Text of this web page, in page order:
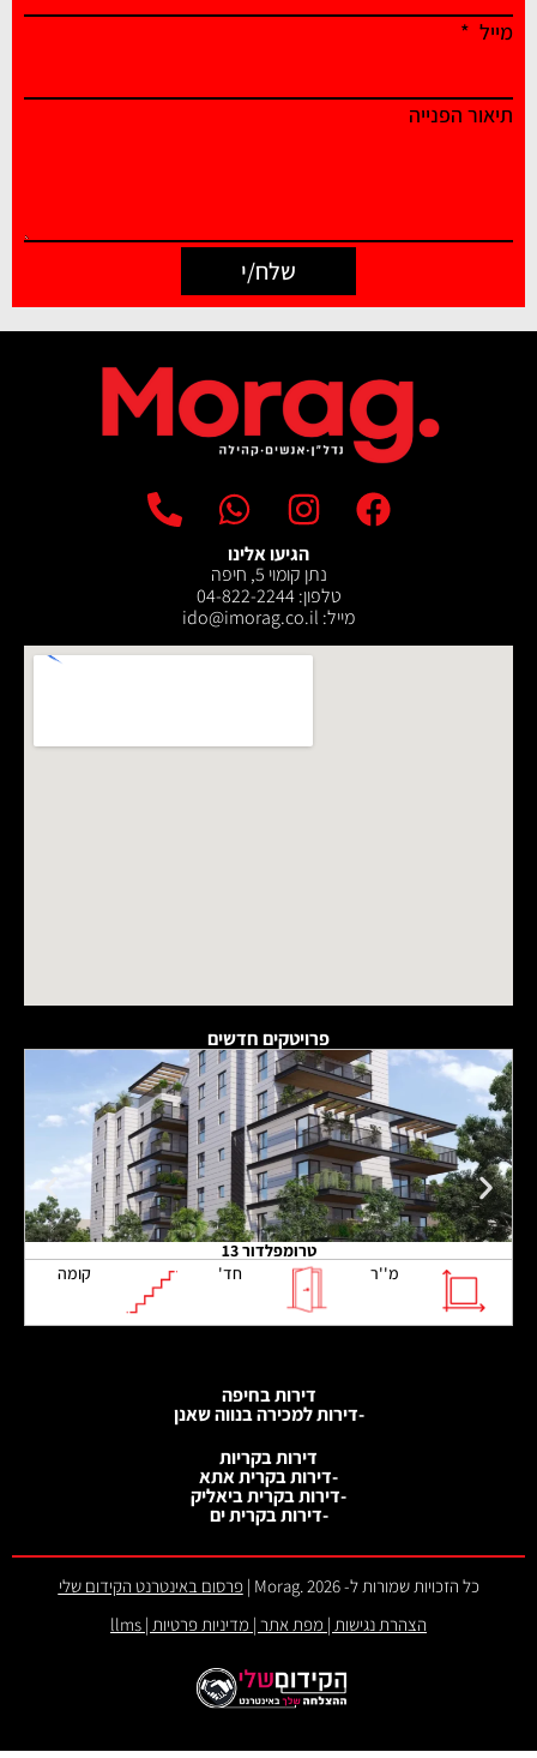
מייל
תיאור הפנייה
שלח/י
פרויטקים חדשים
טרומפלדור 13
מ''ר
חד' קומה
דירות בחיפה
-דירות למכירה בנווה שאנן
דירות בקריות
-דירות בקרית אתא
-דירות בקרית ביאליק
-דירות בקרית ים
הגיעו אלינו
נתן קומוי 5, חיפה
טלפון: 04-822-2244
מייל: ‫ido@imorag.co.il
כל הזכויות שמורות ל- 2026 .Morag |
פרסום באינטרנט הקידום שלי
הצהרת נגישות | מפת אתר | מדיניות פרטיות |
llms